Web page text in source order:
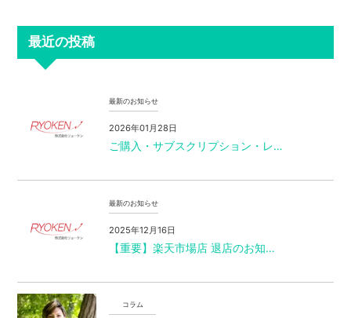
最近の投稿
最新のお知らせ
2026年01月28日
ご購入・サブスクリプション・レ…
最新のお知らせ
2025年12月16日
【重要】楽天市場店 退店のお知…
コラム